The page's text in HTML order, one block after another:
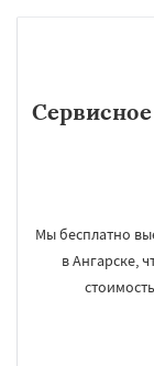
Мы бесплатно
в Ангарске,